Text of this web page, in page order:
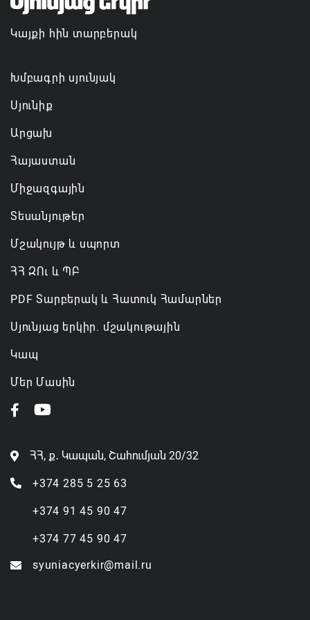
հիմնանորոգման, վերանորոգման շինարարական
աշխատանքները
Կայքի հին տարբերակ
Խմբագրի սյունյակ
Սյունիք
Արցախ
Հայաստան
Միջազգային
Տեսանյութեր
Մշակույթ և սպորտ
ՀՀ ԶՈւ և ՊԲ
PDF Տարբերակ և Հատուկ Համարներ
Սյունյաց երկիր. մշակութային
Կապ
Մեր Մասին
ՀՀ, ք․ Կապան, Շահումյան 20/32
+374 285 5 25 63
+374 91 45 90 47
+374 77 45 90 47
syuniacyerkir@mail.ru